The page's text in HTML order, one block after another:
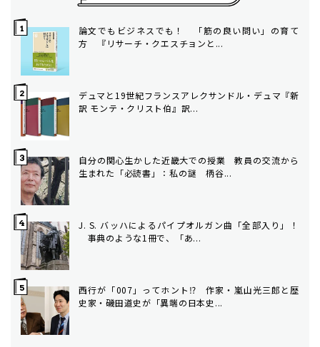
論文でもビジネスでも！ 「筋の良い問い」の育て
方 ――『リサーチ・クエスチョンと...
デュマと19世紀フランス――アレクサンドル・デュマ『新
訳 モンテ・クリスト伯』訳...
自分の関心生かした近畿大での授業 教員の交流から
生まれた「必読書」：私の謎 柄谷...
J. S. バッハによるパイプオルガン曲「全部入り」！
事典のような1冊で、「あ...
西行が「007」ってホント⁉ 作家・嵐山光三郎と歴
史家・磯田道史が「異端の日本史...